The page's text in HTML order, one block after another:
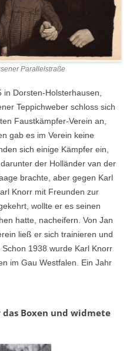
Parallelstraße
Dorsten-Holsterhausen,
Teppichweber schloss sich
Faustkämpfer-Verein an,
gab es im Verein keine
sich einige Kämpfer ein,
der Holländer van der
brachte, aber gegen Karl
Knorr mit Freunden zur
wollte er es seinen
hatte, nacheifern. Von Jan
ließ er sich trainieren und
1938 wurde Karl Knorr
im Gau Westfalen. Ein Jahr
Boxen und widmete